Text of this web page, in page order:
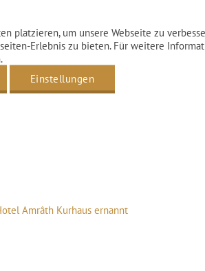
Amrâth Kurhaus ernannt
platzieren, um unsere Webseite zu
Erlebnis zu bieten. Für weitere
Einstellungen